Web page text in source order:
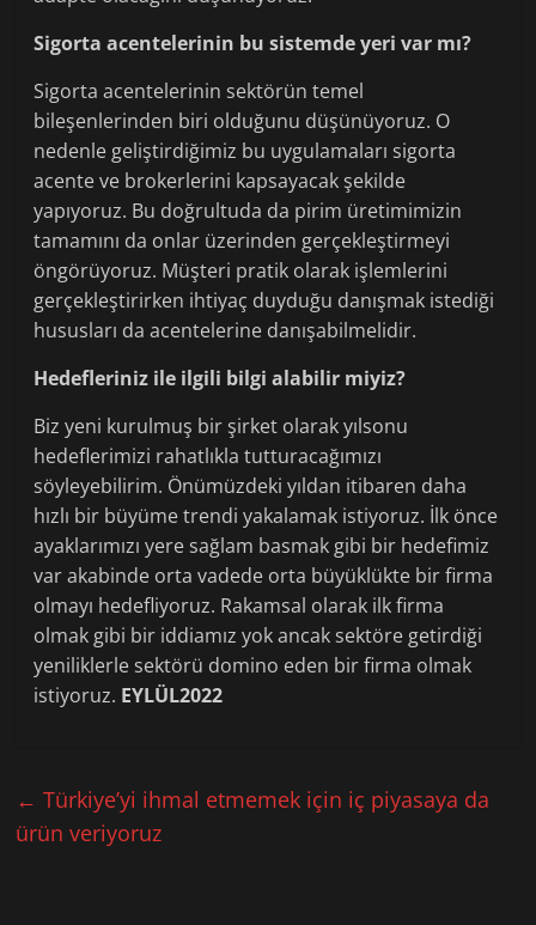
Sigorta acentelerinin bu sistemde yeri var mı?
Sigorta acentelerinin sektörün temel
bileşenlerinden biri olduğunu düşünüyoruz. O
nedenle geliştirdiğimiz bu uygulamaları sigorta
acente ve brokerlerini kapsayacak şekilde
yapıyoruz. Bu doğrultuda da pirim üretimimizin
tamamını da onlar üzerinden gerçekleştirmeyi
öngörüyoruz. Müşteri pratik olarak işlemlerini
gerçekleştirirken ihtiyaç duyduğu danışmak istediği
hususları da acentelerine danışabilmelidir.
Hedefleriniz ile ilgili bilgi alabilir miyiz?
Biz yeni kurulmuş bir şirket olarak yılsonu
hedeflerimizi rahatlıkla tutturacağımızı
söyleyebilirim. Önümüzdeki yıldan itibaren daha
hızlı bir büyüme trendi yakalamak istiyoruz. İlk önce
ayaklarımızı yere sağlam basmak gibi bir hedefimiz
var akabinde orta vadede orta büyüklükte bir firma
olmayı hedefliyoruz. Rakamsal olarak ilk firma
olmak gibi bir iddiamız yok ancak sektöre getirdiği
yeniliklerle sektörü domino eden bir firma olmak
istiyoruz. EYLÜL2022
← Türkiye’yi ihmal etmemek için iç piyasaya da
ürün veriyoruz